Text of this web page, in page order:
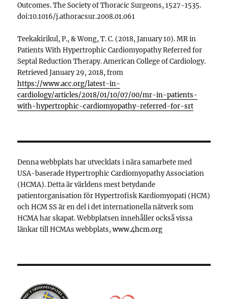
Outcomes. The Society of Thoracic Surgeons, 1527-1535.
doi:10.1016/j.athoracsur.2008.01.061
Teekakirikul, P., & Wong, T. C. (2018, January 10). MR in
Patients With Hypertrophic Cardiomyopathy Referred for
Septal Reduction Therapy. American College of Cardiology.
Retrieved January 29, 2018, from
https://www.acc.org/latest-in-
cardiology/articles/2018/01/10/07/00/mr-in-patients-
with-hypertrophic-cardiomyopathy-referred-for-srt
Denna webbplats har utvecklats i nära samarbete med
USA-baserade Hypertrophic Cardiomyopathy Association
(HCMA). Detta är världens mest betydande
patientorganisation för Hypertrofisk Kardiomyopati (HCM)
och HCM SS är en del i det internationella nätverk som
HCMA har skapat. Webbplatsen innehåller också vissa
länkar till HCMAs webbplats,www.4hcm.org